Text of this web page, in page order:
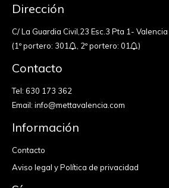
Dirección
C/ La Guardia Civil,23 Esc.3 Pta 1- Valencia
(1º portero: 301
, 2º portero: 01 )
Contacto
Tel: 630 173 362
Email: info@mettavalencia.com
Información
Contacto
Aviso legal y Política de privacidad